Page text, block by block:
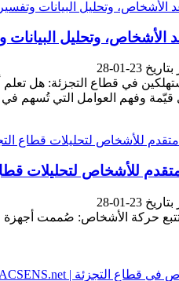
الأشخاص، وتحليل البيانات
23-01-28
وفهم العوامل التي تُسهم في
للأشخاص لتحليلات
23-01-28